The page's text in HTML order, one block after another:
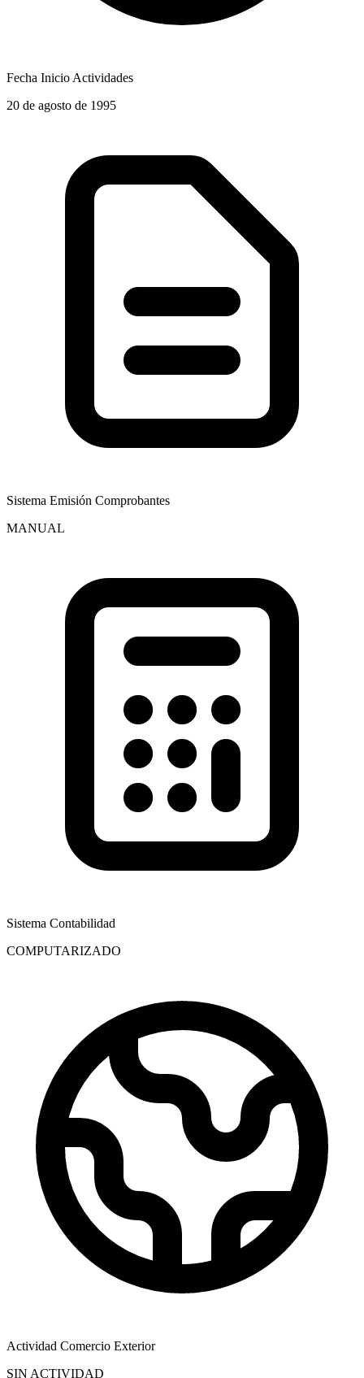
Fecha Inicio Actividades
20 de agosto de 1995
Sistema Emisión Comprobantes
MANUAL
Sistema Contabilidad
COMPUTARIZADO
Actividad Comercio Exterior
SIN ACTIVIDAD